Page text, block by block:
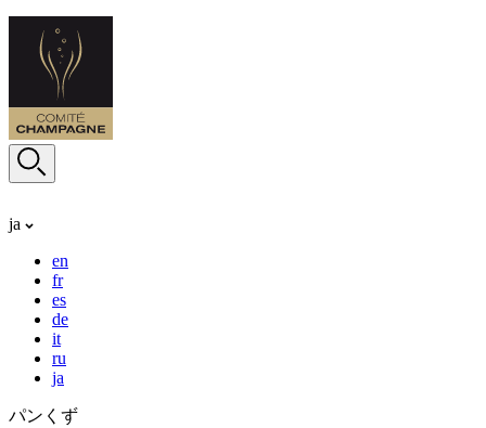
ja
en
fr
es
de
it
ru
ja
パンくず